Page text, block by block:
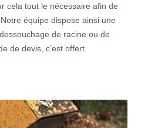
cela tout le nécessaire afin de
équipe dispose ainsi une
de racine ou de
de devis, c’est offert.